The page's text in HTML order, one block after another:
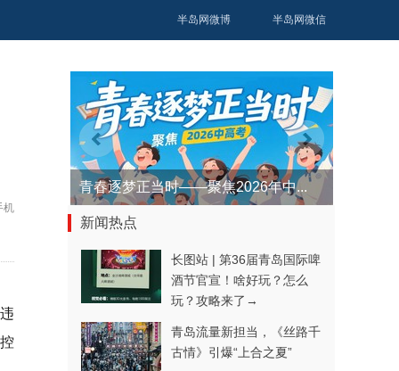
半岛网微博 半岛网微信
机
青春逐梦正当时——聚焦2026年中...
新闻热点
长图站 | 第36届青岛国际啤
酒节官宣！啥好玩？怎么
玩？攻略来了→
青岛流量新担当，《丝路千
古情》引爆“上合之夏”